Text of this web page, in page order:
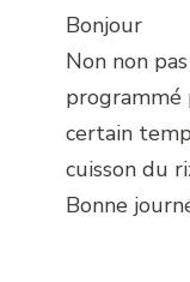
Bonjour
Non non
programmé
certain
cuisson du
Bonne